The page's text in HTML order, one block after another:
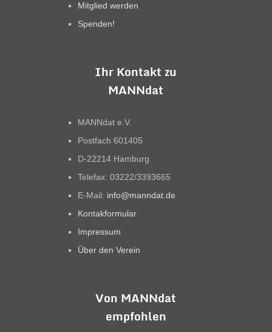
Mitglied werden
Spenden!
Ihr Kontakt zu
MANNdat
MANNdat e.V.
Postfach 601405
D-22214 Hamburg
Telefax: 03222/3393665
E-Mail: info@manndat.de
Kontakformular
Impressum
Über den Verein
Von MANNdat
empfohlen